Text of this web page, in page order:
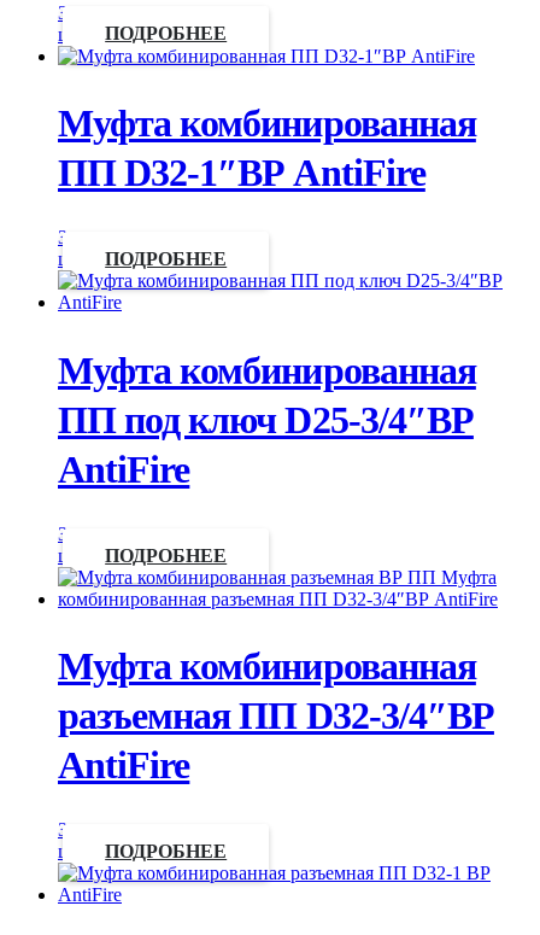
Запросить
цену
ПОДРОБНЕЕ
Муфта комбинированная
ПП D32-1″ВР AntiFire
Запросить
цену
ПОДРОБНЕЕ
Муфта комбинированная
ПП под ключ D25-3/4″ВР
AntiFire
Запросить
цену
ПОДРОБНЕЕ
Муфта комбинированная
разъемная ПП D32-3/4″ВР
AntiFire
Запросить
цену
ПОДРОБНЕЕ